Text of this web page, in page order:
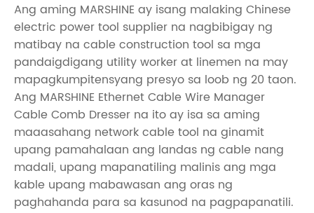
Ang aming MARSHINE ay isang malaking Chinese
electric power tool supplier na nagbibigay ng
matibay na cable construction tool sa mga
pandaigdigang utility worker at linemen na may
mapagkumpitensyang presyo sa loob ng 20 taon.
Ang MARSHINE Ethernet Cable Wire Manager
Cable Comb Dresser na ito ay isa sa aming
maaasahang network cable tool na ginamit
upang pamahalaan ang landas ng cable nang
madali, upang mapanatiling malinis ang mga
kable upang mabawasan ang oras ng
paghahanda para sa kasunod na pagpapanatili.